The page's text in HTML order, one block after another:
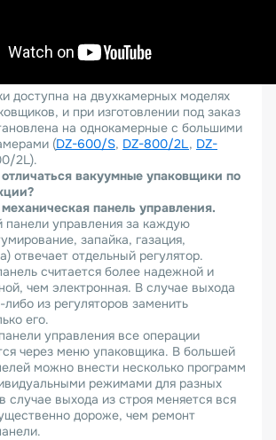
доступна на двухкамерных моделях
и при изготовлении под заказ
на однокамерные с большими
(DZ-600/S, DZ-800/2L, DZ-
2L).
вакуумные упаковщики по
панель управления.
панели управления за каждую
запайка, газация,
отвечает отдельный регулятор.
считается более надежной и
чем электронная. В случае выхода
либо из регуляторов заменить
его.
управления все операции
через меню упаковщика. В большей
можно внести несколько программ
режимами для разных
случае выхода из строя меняется вся
дороже, чем ремонт